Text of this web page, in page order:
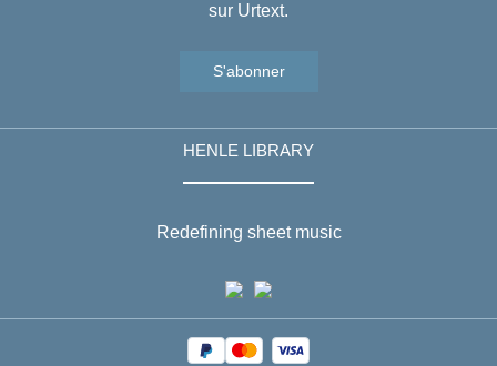
sur Urtext.
S'abonner
HENLE LIBRARY
Redefining sheet music